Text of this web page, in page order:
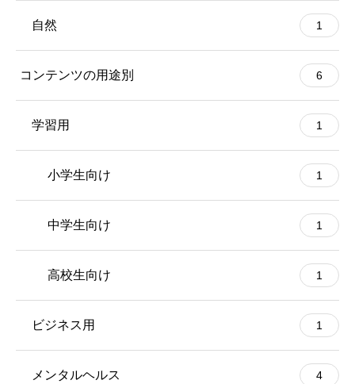
自然 1
コンテンツの用途別 6
学習用 1
小学生向け 1
中学生向け 1
高校生向け 1
ビジネス用 1
メンタルヘルス 4